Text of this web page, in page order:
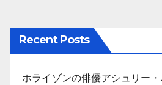
Recent Posts
ホライゾンの俳優アシュリー